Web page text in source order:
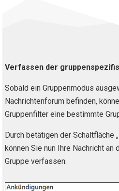
Verfassen der
Sobald ein Gruppenmodus
Nachrichtenforum befinden,
Gruppenfilter eine bestimmte
Durch betätigen der Schaltfläche
können Sie nun Ihre Nachricht
Gruppe verfassen.